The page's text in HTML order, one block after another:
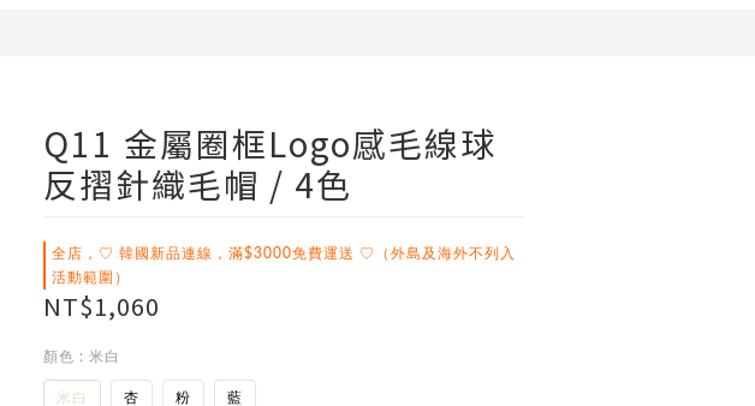
Q11 金屬圈框logo感毛線球
反摺針織毛帽 / 4色
全店，♡ 韓國新品連線，滿$3000免費運送 ♡（外島及海外不列入
活動範圍）
NT$1,060
顏色 : 米白
米白 杏 粉 藍